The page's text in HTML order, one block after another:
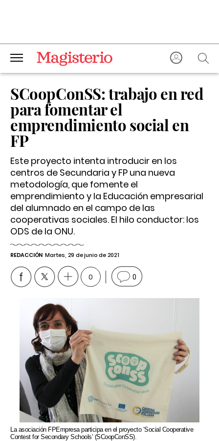
SCoopConSS: trabajo en red
para fomentar el
emprendimiento social en
FP
Este proyecto intenta introducir en los
centros de Secundaria y FP una nueva
metodología, que fomente el
emprendimiento y la Educación empresarial
del alumnado en el campo de las
cooperativas sociales. El hilo conductor: los
ODS de la ONU.
REDACCIÓN Martes, 29 de junio de 2021
0 0
La asociación FPEmpresa participa en el proyecto ‘Social Cooperative
Contest for Secondary Schools’ (SCoopConSS).